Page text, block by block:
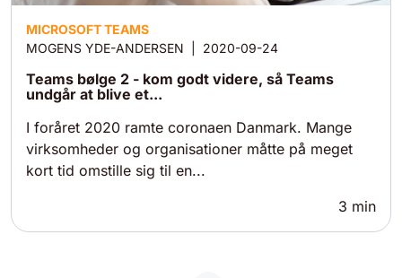
MICROSOFT TEAMS
MOGENS YDE-ANDERSEN
2020-09-24
Teams bølge 2 - kom godt videre, så Teams
undgår at blive et...
I foråret 2020 ramte coronaen Danmark. Mange
virksomheder og organisationer måtte på meget
kort tid omstille sig til en...
3 min